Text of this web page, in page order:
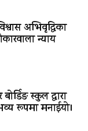
अभिवृद्धिका
न्याय
स्कुल द्धारा
रूपमा मनाईयो।